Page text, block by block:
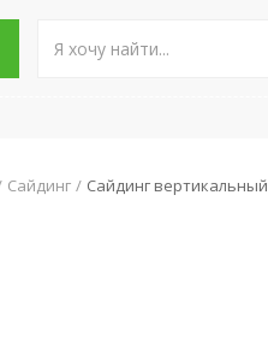
Сайдинг Сайдинг вертикальный